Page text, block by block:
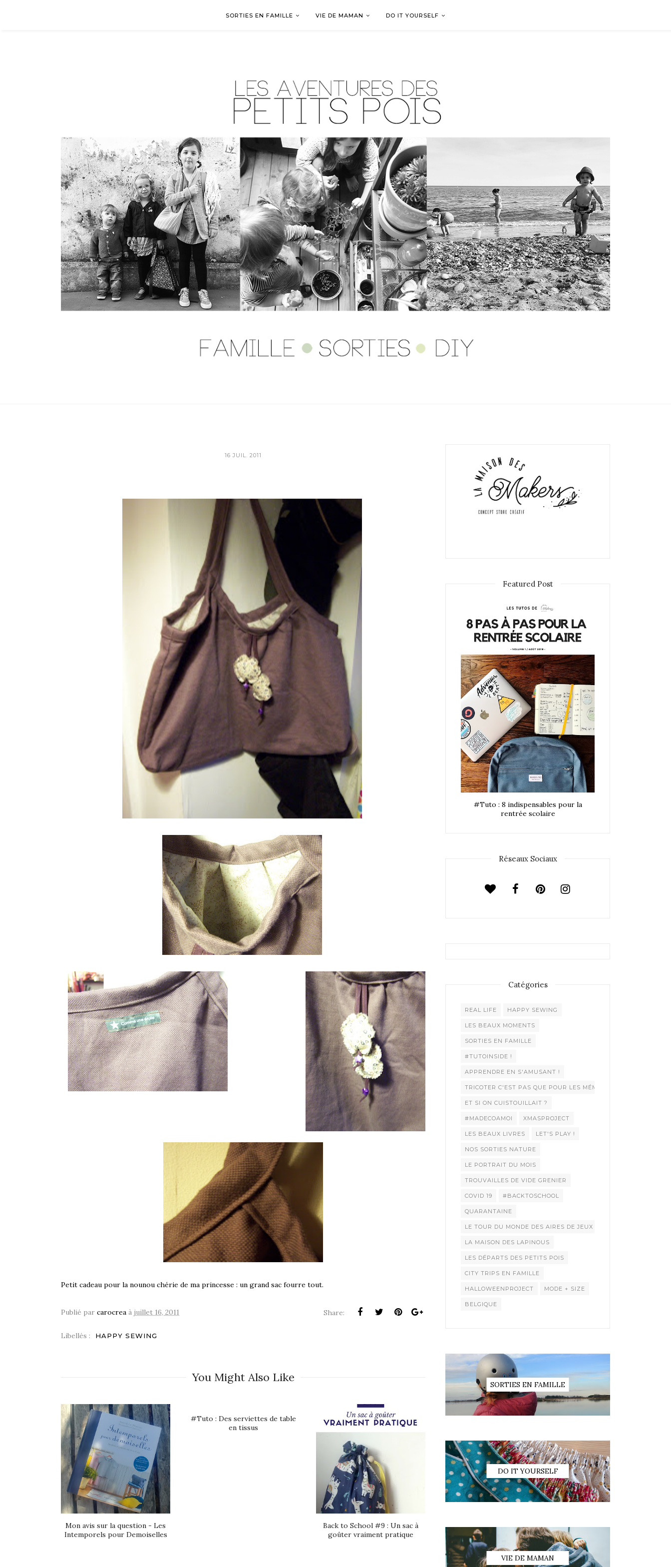
SORTIES EN FAMILLE VIE DE MAMAN DO IT YOURSELF
16 JUIL. 2011
Petit cadeau pour la nounou chérie de ma princesse : un grand sac fourre tout.
Publié par carocrea à juillet 16, 2011 Share:
Libellés : HAPPY SEWING
You Might Also Like
Mon avis sur la question - Les
Intemporels pour Demoiselles
#Tuto : Des serviettes de table
en tissus
Back to School #9 : Un sac à
goûter vraiment pratique
Featured Post
#Tuto : 8 indispensables pour la
rentrée scolaire
Réseaux Sociaux
Catégories
REAL LIFE HAPPY SEWING
LES BEAUX MOMENTS
SORTIES EN FAMILLE
#TUTOINSIDE !
APPRENDRE EN S'AMUSANT !
TRICOTER C'EST PAS QUE POUR LES MÉMÉES !
ET SI ON CUISTOUILLAIT ?
#MADECOAMOI XMASPROJECT
LES BEAUX LIVRES LET'S PLAY !
NOS SORTIES NATURE
LE PORTRAIT DU MOIS
TROUVAILLES DE VIDE GRENIER
COVID 19 #BACKTOSCHOOL
QUARANTAINE
LE TOUR DU MONDE DES AIRES DE JEUX
LA MAISON DES LAPINOUS
LES DÉPARTS DES PETITS POIS
CITY TRIPS EN FAMILLE
HALLOWEENPROJECT MODE + SIZE
BELGIQUE
SORTIES EN FAMILLE
DO IT YOURSELF
VIE DE MAMAN